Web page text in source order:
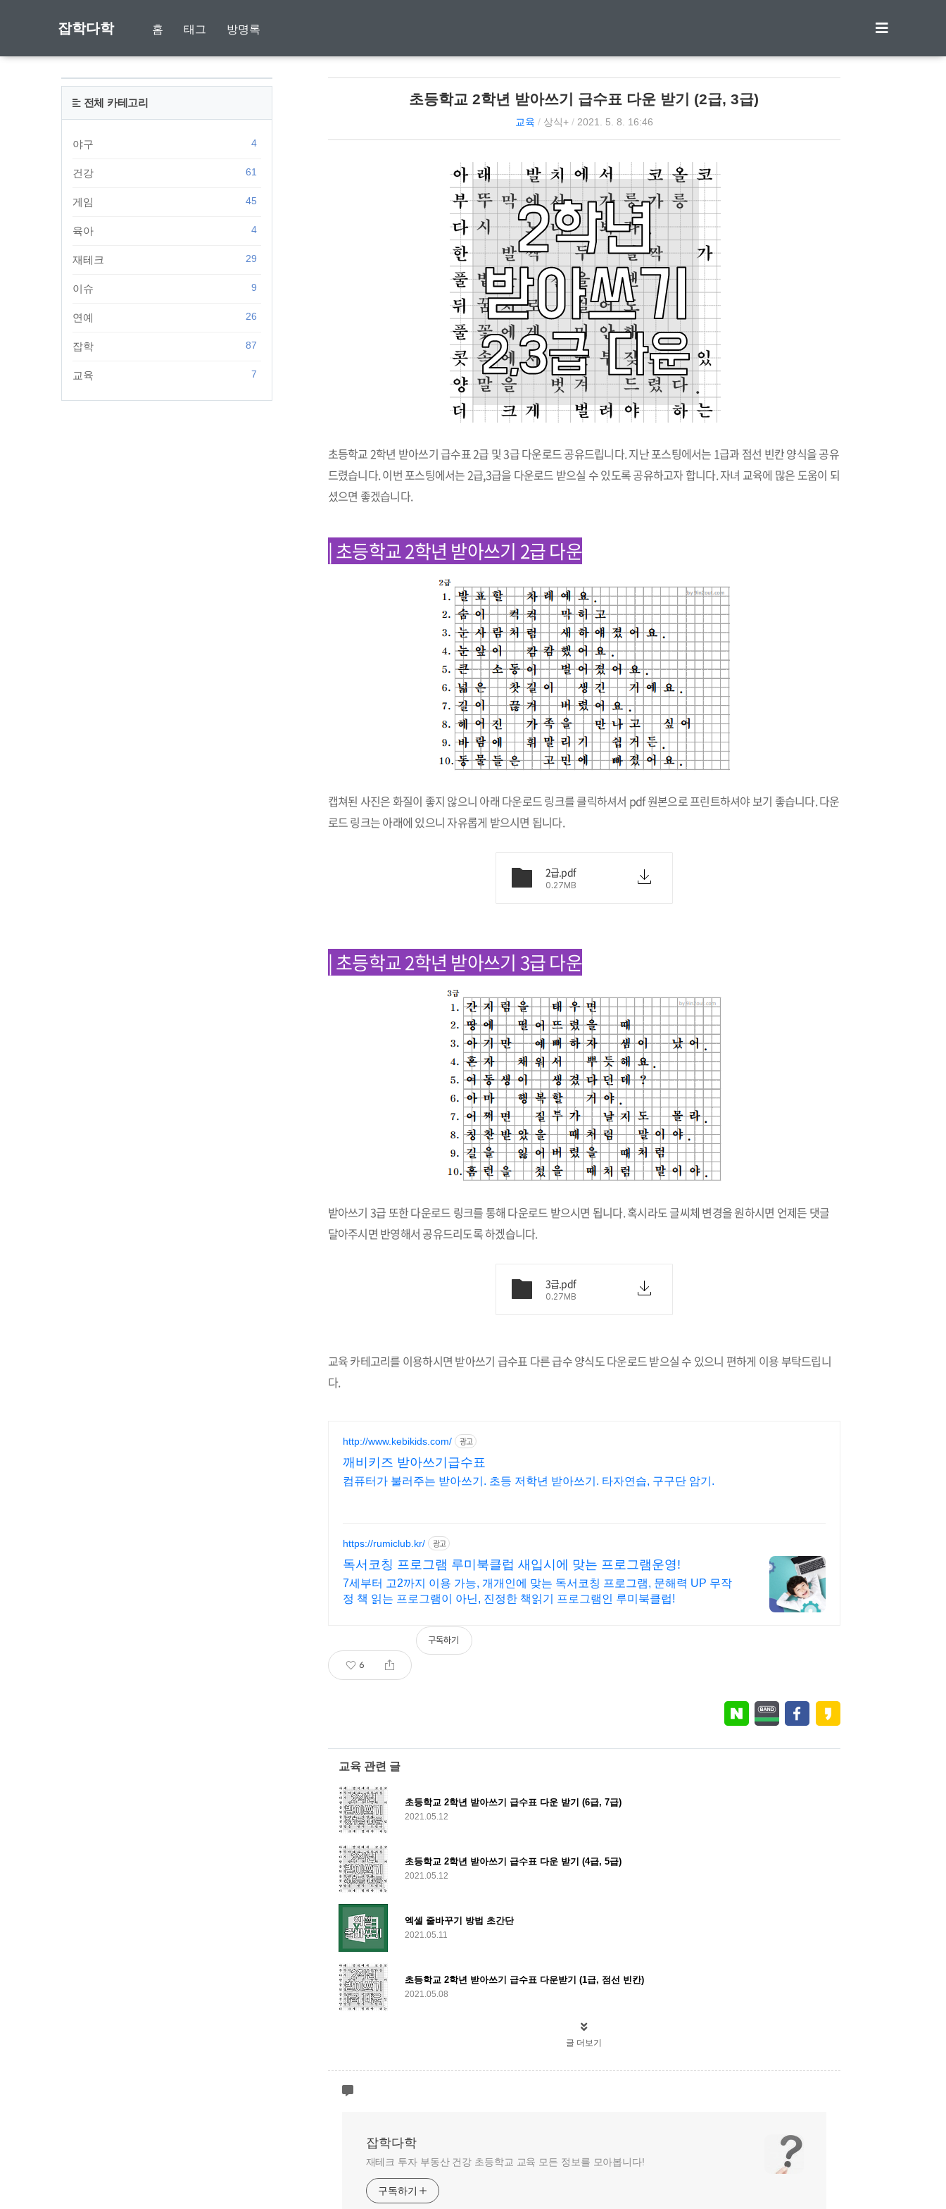
잡학다학 홈 태그 방명록
초등학교 2학년 받아쓰기 급수표 다운 받기 (2급, 3급)
교육 / 상식+/ 2021. 5. 8. 16:46
초등학교 2학년 받아쓰기 급수표 2급 및 3급 다운로드 공유드립니다. 지난 포스팅에서는 1급과 점선 빈칸 양식을 공유
드렸습니다. 이번 포스팅에서는 2급,3급을 다운로드 받으실 수 있도록 공유하고자 합니다. 자녀 교육에 많은 도움이 되
셨으면 좋겠습니다.
| 초등학교 2학년 받아쓰기 2급 다운
캡쳐된 사진은 화질이 좋지 않으니 아래 다운로드 링크를 클릭하셔서 pdf 원본으로 프린트하셔야 보기 좋습니다. 다운
로드 링크는 아래에 있으니 자유롭게 받으시면 됩니다.
2급.pdf
0.27MB
| 초등학교 2학년 받아쓰기 3급 다운
받아쓰기 3급 또한 다운로드 링크를 통해 다운로드 받으시면 됩니다. 혹시라도 글씨체 변경을 원하시면 언제든 댓글
달아주시면 반영해서 공유드리도록 하겠습니다.
3급.pdf
0.27MB
교육 카테고리를 이용하시면 받아쓰기 급수표 다른 급수 양식도 다운로드 받으실 수 있으니 편하게 이용 부탁드립니
다.
http://www.kebikids.com/ 광고
깨비키즈 받아쓰기급수표
컴퓨터가 불러주는 받아쓰기. 초등 저학년 받아쓰기. 타자연습, 구구단 암기.
https://rumiclub.kr/ 광고
독서코칭 프로그램 루미북클럽 새입시에 맞는 프로그램운영!
7세부터 고2까지 이용 가능, 개개인에 맞는 독서코칭 프로그램, 문해력 UP 무작
정 책 읽는 프로그램이 아닌, 진정한 책읽기 프로그램인 루미북클럽!
6
구독하기
교육 관련 글
초등학교 2학년 받아쓰기 급수표 다운 받기 (6급, 7급)
2021.05.12
초등학교 2학년 받아쓰기 급수표 다운 받기 (4급, 5급)
2021.05.12
엑셀 줄바꾸기 방법 초간단
2021.05.11
초등학교 2학년 받아쓰기 급수표 다운받기 (1급, 점선 빈칸)
2021.05.08
글 더보기
잡학다학
재테크 투자 부동산 건강 초등학교 교육 모든 정보를 모아봅니다!
구독하기
전체 카테고리
야구 4
건강 61
게임 45
육아 4
재테크 29
이슈 9
연예 26
잡학 87
교육 7